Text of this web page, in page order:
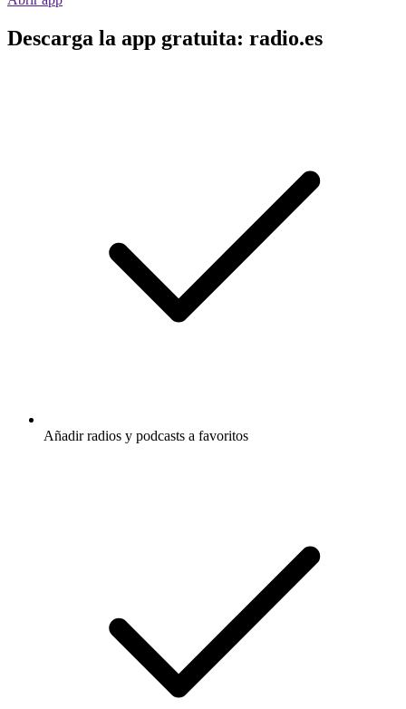
Descarga la app gratuita: radio.es
Añadir radios y podcasts a favoritos